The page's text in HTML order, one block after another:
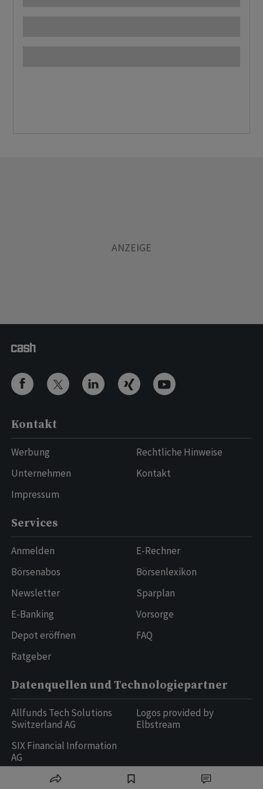
Kontakt
Werbung
Unternehmen
Impressum
Rechtliche Hinweise
Kontakt
Services
Anmelden
Börsenabos
Newsletter
E-Banking
Depot eröffnen
Ratgeber
E-Rechner
Börsenlexikon
Sparplan
Vorsorge
FAQ
Datenquellen und Technologiepartner
Allfunds Tech Solutions
Switzerland AG
SIX Financial Information
AG
Logos provided by
Elbstream